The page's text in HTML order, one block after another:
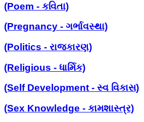
(Poem - કવિતા)
(Pregnancy - ગર્ભાવસ્થા)
(Politics - રાજકારણ)
(Religious - ધાર્મિક)
(Self Development - સ્વ વિકાસ)
(Sex Knowledge - કામશાસ્ત્ર)